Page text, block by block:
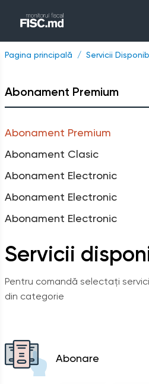
Pagina principală Servicii
Abonament Premium
Abonament Premium
Abonament Clasic
Abonament Electronic
Abonament Electronic
Abonament Electronic
Servicii
Pentru comandă selectați
din categorie
Abonare